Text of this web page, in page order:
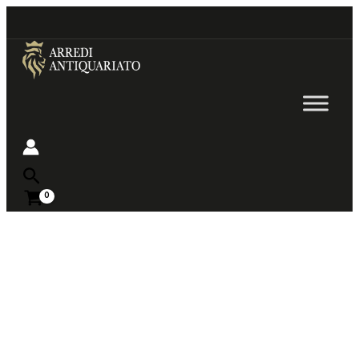
to
content
Near